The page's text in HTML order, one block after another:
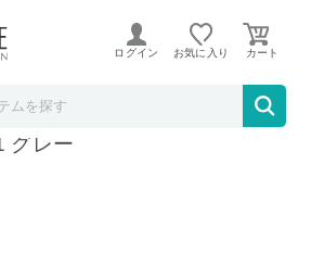
おります。
ログイン お気に入り
アチャイルドシート用レイン
グレー